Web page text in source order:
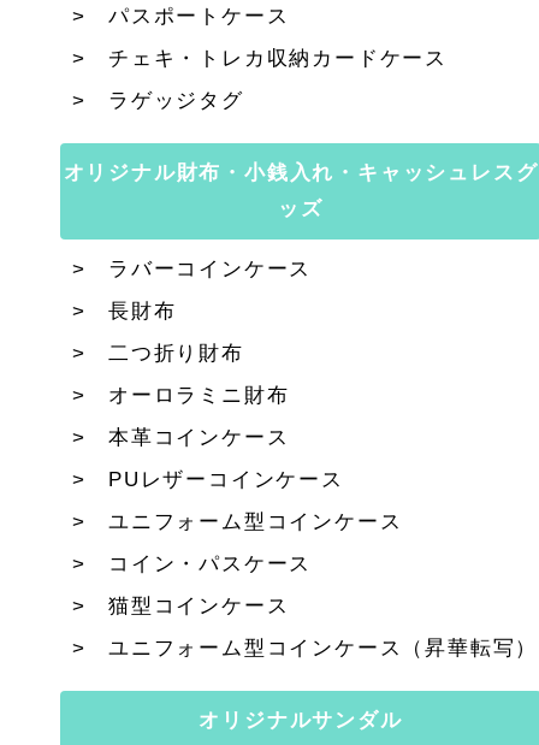
パスポートケース
チェキ・トレカ収納カードケース
ラゲッジタグ
オリジナル財布・小銭入れ・キャッシュレスグ
ッズ
ラバーコインケース
長財布
二つ折り財布
オーロラミニ財布
本革コインケース
PUレザーコインケース
ユニフォーム型コインケース
コイン・パスケース
猫型コインケース
ユニフォーム型コインケース（昇華転写）
オリジナルサンダル